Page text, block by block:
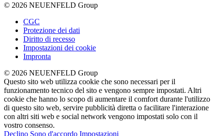
© 2026 NEUENFELD Group
CGC
Protezione dei dati
Diritto di recesso
Impostazioni dei cookie
Impronta
© 2026 NEUENFELD Group
Questo sito web utilizza cookie che sono necessari per il
funzionamento tecnico del sito e vengono sempre impostati. Altri
cookie che hanno lo scopo di aumentare il comfort durante l'utilizzo
di questo sito web, servire pubblicità diretta o facilitare l'interazione
con altri siti web e social network vengono impostati solo con il
vostro consenso.
Declino Sono d'accordo Impostazioni